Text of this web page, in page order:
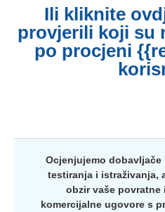
Ili kliknite
provjerili koji su
po procjeni
Ocjenjujemo
testiranja i istraživanja,
obzir vaše povratne
komercijalne ugovore s